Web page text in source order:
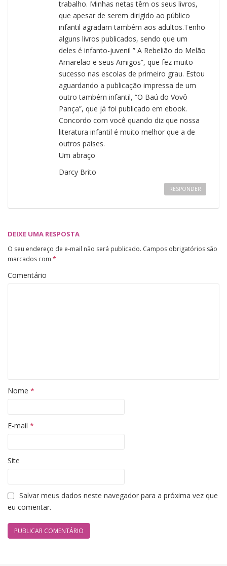
trabalho. Minhas netas têm os seus livros,
que apesar de serem dirigido ao público
infantil agradam também aos adultos.Tenho
alguns livros publicados, sendo que um
deles é infanto-juvenil ” A Rebelião do Melão
Amarelão e seus Amigos”, que fez muito
sucesso nas escolas de primeiro grau. Estou
aguardando a publicação impressa de um
outro também infantil, “O Baú do Vovô
Pança”, que já foi publicado em ebook.
Concordo com você quando diz que nossa
literatura infantil é muito melhor que a de
outros países.
Um abraço
Darcy Brito
RESPONDER
DEIXE UMA RESPOSTA
O seu endereço de e-mail não será publicado. Campos obrigatórios são
marcados com *
Comentário
Nome *
E-mail *
Site
Salvar meus dados neste navegador para a próxima vez que
eu comentar.